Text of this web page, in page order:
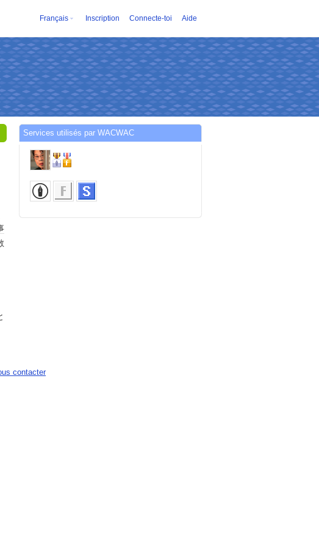
Français Inscription Connecte-toi Aide
Services utilisés par WACWAC
contacter